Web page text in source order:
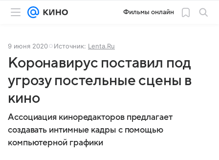
Фильмы онлайн
9 июня 2020 Источник: Lenta.Ru
Коронавирус поставил под
угрозу постельные сцены в
кино
Ассоциация киноредакторов предлагает
создавать интимные кадры с помощью
компьютерной графики